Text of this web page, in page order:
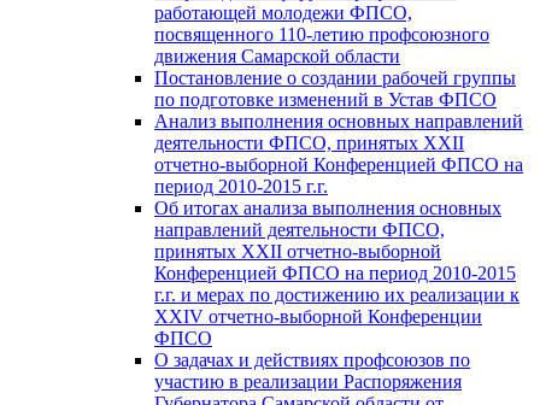
работающей молодежи ФПСО,
посвященного 110-летию профсоюзного
движения Самарской области
Постановление о создании рабочей группы
по подготовке изменений в Устав ФПСО
Анализ выполнения основных направлений
деятельности ФПСО, принятых XXII
отчетно-выборной Конференцией ФПСО на
период 2010-2015 г.г.
Об итогах анализа выполнения основных
направлений деятельности ФПСО,
принятых XXII отчетно-выборной
Конференцией ФПСО на период 2010-2015
г.г. и мерах по достижению их реализации к
XXIV отчетно-выборной Конференции
ФПСО
О задачах и действиях профсоюзов по
участию в реализации Распоряжения